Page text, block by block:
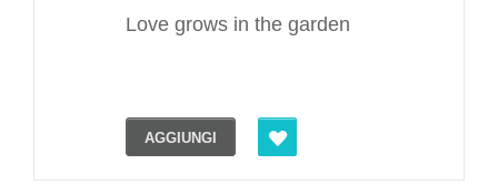
Love grows in the garden
AGGIUNGI